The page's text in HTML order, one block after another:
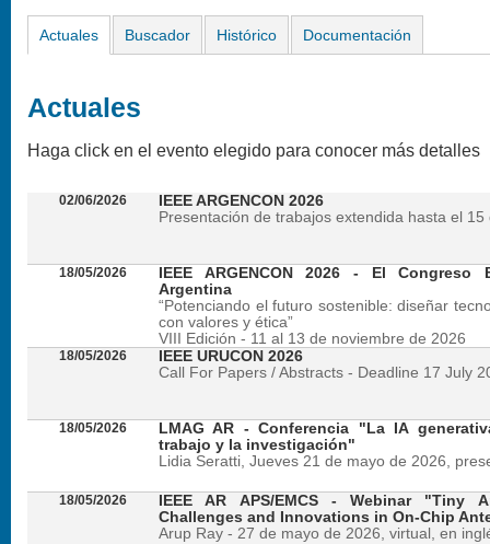
Actuales Buscador Histórico Documentación
Actuales
Haga click en el evento elegido para conocer más detalles
02/06/2026
IEEE ARGENCON 2026
Presentación de trabajos extendida hasta el 15
18/05/2026
IEEE ARGENCON 2026 - El
Argentina
“Potenciando el futuro sostenible: diseñar
con valores y ética”
VIII Edición - 11 al 13 de noviembre de 2026
18/05/2026
IEEE URUCON 2026
Call For Papers / Abstracts - Deadline 17 July
18/05/2026
LMAG AR - Conferencia "La IA
trabajo y la investigación"
Lidia Seratti, Jueves 21 de mayo de 2026,
18/05/2026
IEEE AR APS/EMCS - Webinar "Tiny
Challenges and Innovations in On-Chip
Arup Ray - 27 de mayo de 2026, virtual, en